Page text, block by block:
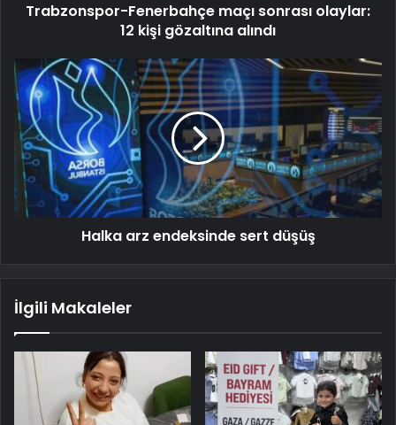
Trabzonspor-Fenerbahçe maçı sonrası olaylar:
12 kişi gözaltına alındı
Halka arz endeksinde sert düşüş
İlgili Makaleler